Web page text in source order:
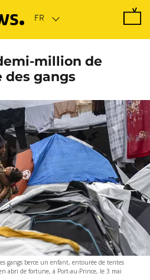
million de
des gangs
gangs berce un enfant, entourée de tentes
abri de fortune, à Port-au-Prince, le 3 mai